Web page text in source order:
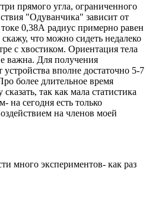
прямого угла, ограниченного
"Одуванчика" зависит от
0,38А радиус примерно равен
что можно сидеть недалеко
с хвостиком. Ориентация тела
важна. Для получения
вполне достаточно 5-7
более длительное время
так как мала статистика
на сегодня есть только
на членов моей
много экспериментов- как раз